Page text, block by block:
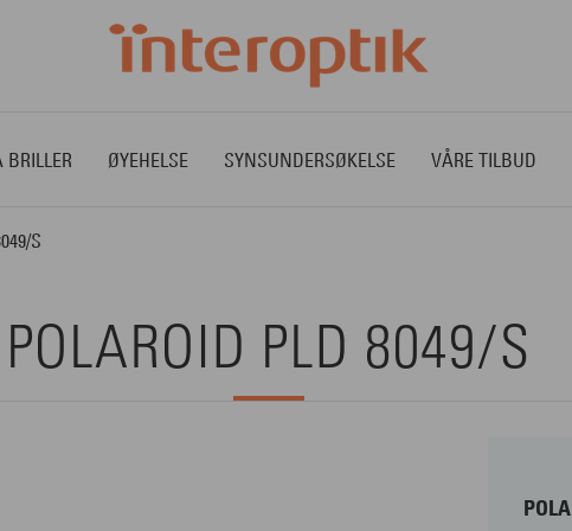
ØYEHELSE SYNSUNDERSØKELSE VÅRE TILBUD
S
POLAROID PLD 8049/S